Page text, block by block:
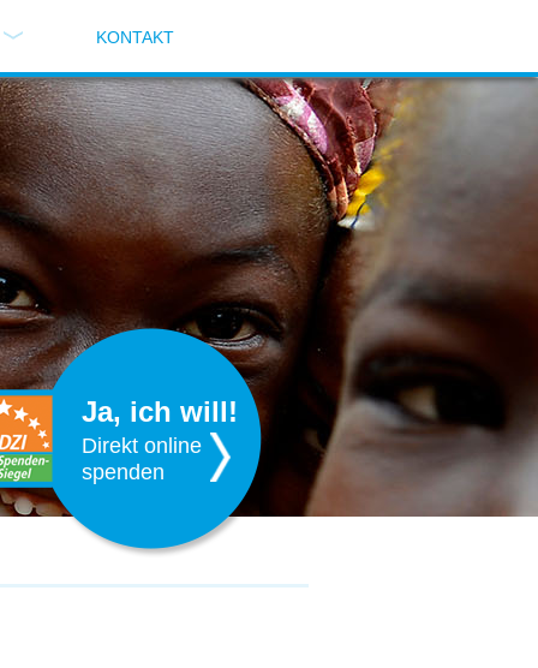
KONTAKT
Ja, ich will!
Direkt online
spenden